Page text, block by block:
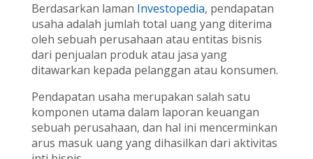
Berdasarkan laman Investopedia, pendapatan
usaha adalah jumlah total uang yang diterima
oleh sebuah perusahaan atau entitas bisnis
dari penjualan produk atau jasa yang
ditawarkan kepada pelanggan atau konsumen.
Pendapatan usaha merupakan salah satu
komponen utama dalam laporan keuangan
sebuah perusahaan, dan hal ini mencerminkan
arus masuk uang yang dihasilkan dari aktivitas